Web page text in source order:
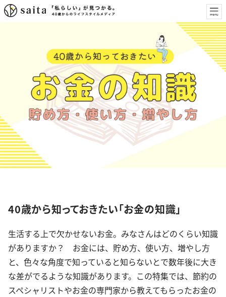
40歳から知っておきたい「お金の知識」
生活する上で欠かせないお金。みなさんはどのくらい知識
がありますか？ お金には、貯め方、使い方、増やし方
と、色々な角度で知っていると知らないとで数年後に大き
な差がでるような知識があります。この特集では、節約の
スペシャリストやお金の専門家から教えてもらったお金の